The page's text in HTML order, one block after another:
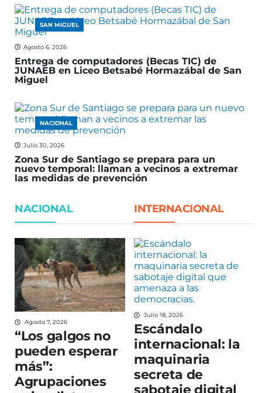
SAN MIGUEL
Agosto 6, 2026
Entrega de computadores (Becas TIC) de
JUNAEB en Liceo Betsabé Hormazábal de San
Miguel
NACIONAL
Julio 30, 2026
Zona Sur de Santiago se prepara para un
nuevo temporal: llaman a vecinos a extremar
las medidas de prevención
NACIONAL
Agosto 7, 2026
“Los galgos no
pueden esperar
más”:
Agrupaciones
INTERNACIONAL
Julio 18, 2026
Escándalo
internacional: la
maquinaria
secreta de
sabotaje digital